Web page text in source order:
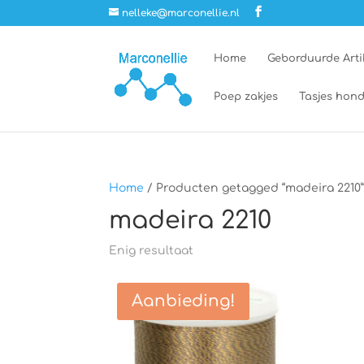
nelleke@marconellie.nl
Home Geborduurde
Poep zakjes Tasjes
Home / Producten getagged “madeira 2210”
madeira 2210
Enig resultaat
Aanbieding!